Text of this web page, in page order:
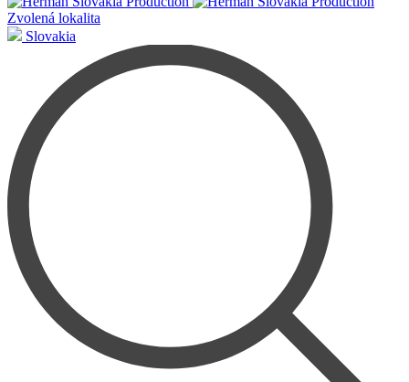
Zvolená lokalita
Slovakia